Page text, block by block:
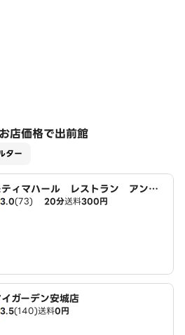
店価格で出前館
ター
ティマハール レストラン アンド
3.0(73) 20分送料300円
ガーデン安城店
3.5(140)送料0円